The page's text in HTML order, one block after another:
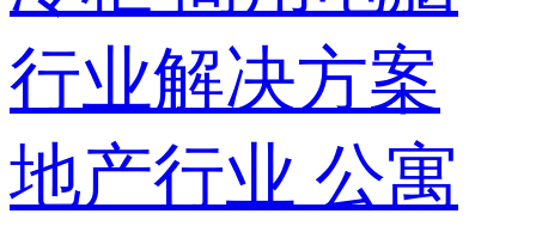
行业解决方案
地产行业 公寓